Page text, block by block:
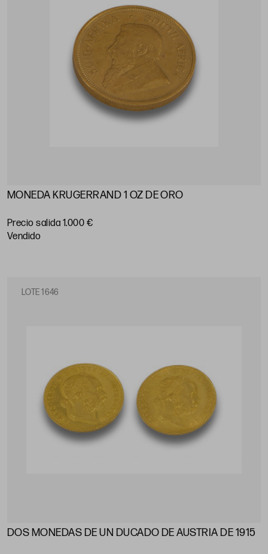
MONEDA KRUGERRAND 1 OZ DE ORO
Precio salida 1.000 €
vendido
LOTE 1646
DOS MONEDAS DE UN DUCADO DE AUSTRIA DE 1915